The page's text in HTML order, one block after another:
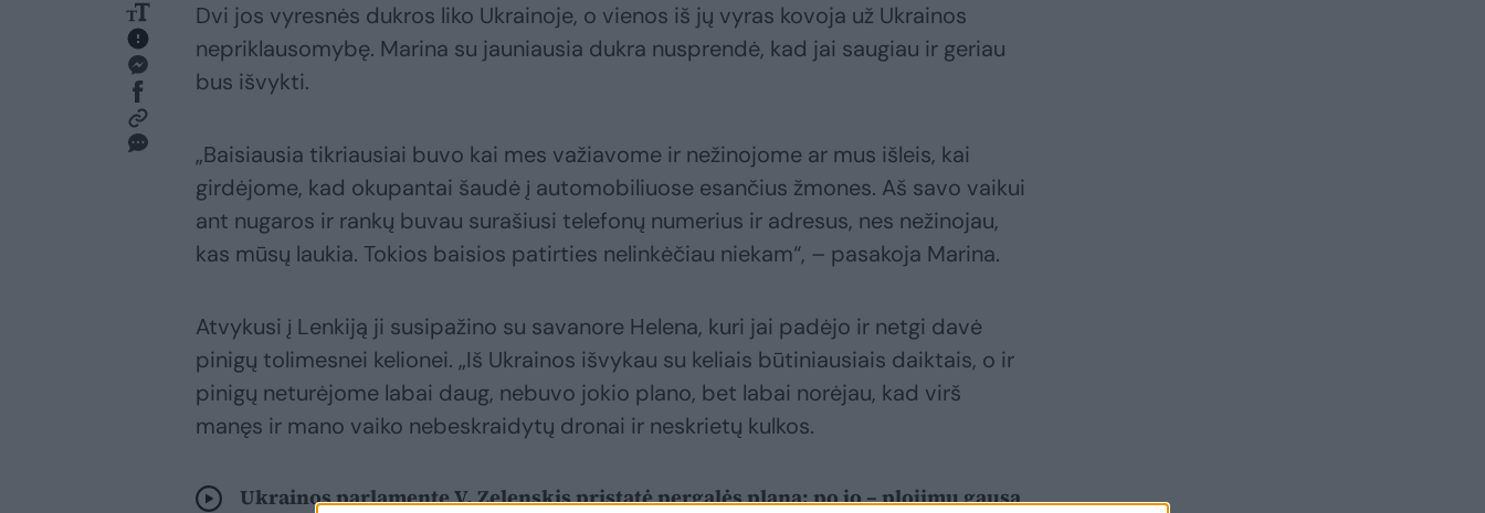
Dvi jos vyresnės dukros liko Ukrainoje, o vienos iš jų vyras kovoja už Ukrainos
nepriklausomybę. Marina su jauniausia dukra nusprendė, kad jai saugiau ir geriau
bus išvykti.
„Baisiausia tikriausiai buvo kai mes važiavome ir nežinojome ar mus išleis, kai
girdėjome, kad okupantai šaudė į automobiliuose esančius žmones. Aš savo vaikui
ant nugaros ir rankų buvau surašiusi telefonų numerius ir adresus, nes nežinojau,
kas mūsų laukia. Tokios baisios patirties nelinkėčiau niekam“, – pasakoja Marina.
Atvykusi į Lenkiją ji susipažino su savanore Helena, kuri jai padėjo ir netgi davė
pinigų tolimesnei kelionei. „Iš Ukrainos išvykau su keliais būtiniausiais daiktais, o ir
pinigų neturėjome labai daug, nebuvo jokio plano, bet labai norėjau, kad virš
manęs ir mano vaiko nebeskraidytų dronai ir neskrietų kulkos.
Ukrainos parlamente V. Zelenskis pristatė pergalės planą: po jo – plojimų gausa